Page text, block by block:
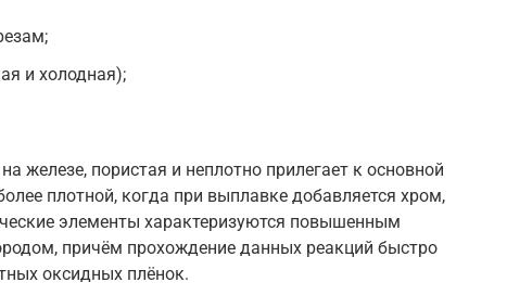
и холодная);
железе, пористая и неплотно прилегает к основной
плотной, когда при выплавке добавляется хром,
элементы характеризуются повышенным
причём прохождение данных реакций быстро
оксидных плёнок.